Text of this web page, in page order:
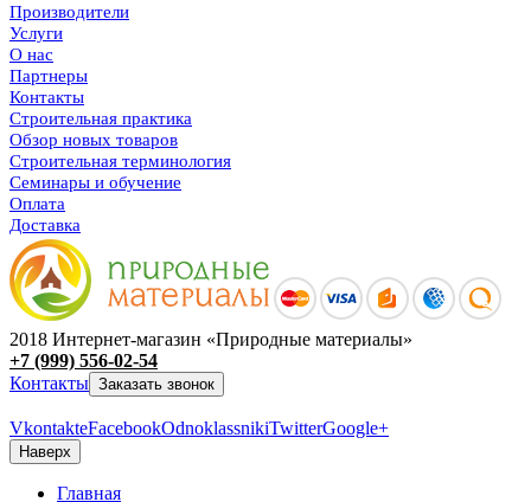
Производители
Услуги
О нас
Партнеры
Контакты
Строительная практика
Обзор новых товаров
Строительная терминология
Семинары и обучение
Оплата
Доставка
2018 Интернет-магазин «Природные материалы»
+7 (999) 556-02-54
Контакты Заказать звонок
VkontakteFacebookOdnoklassnikiTwitterGoogle+
Наверх
Главная